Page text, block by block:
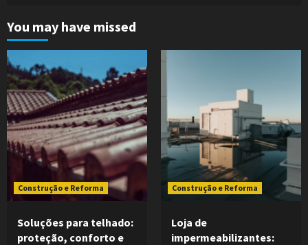
You may have missed
Construção e Reforma
Soluções para telhado:
proteção, conforto e
Construção e Reforma
Loja de
impermeabilizantes: